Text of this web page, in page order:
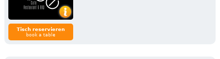
Tisch reservieren
book a table